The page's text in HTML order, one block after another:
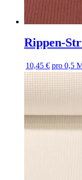
Rippen-
10,45 € pro 0,5